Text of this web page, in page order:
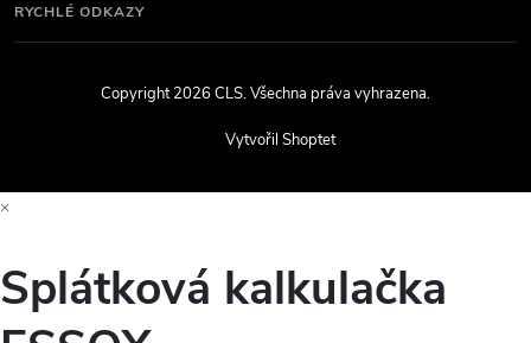
RYCHLÉ ODKAZY
Vytvořil Shoptet
Copyright 2026CLS. Všechna práva vyhrazena.
×
Splátková kalkulačka